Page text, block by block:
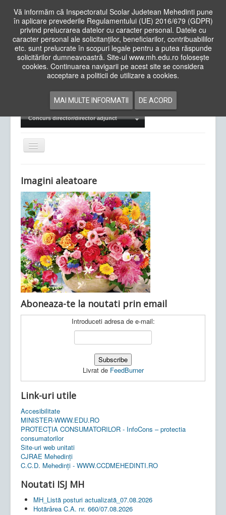
Vă informăm că Inspectoratul Scolar Judetean Mehedinti pune
în aplicare prevederile Regulamentului (UE) 2016/679 (GDPR)
privind prelucrarea datelor cu caracter personal. Datele cu
caracter personal ale solicitanților, beneficiarilor, contribuabililor
etc. sunt prelucrate în scopuri legale pentru a putea răspunde
solicitărilor dumneavoastră. Site-ul www.mh.edu.ro folosește
cookies. Continuarea navigarii pe acest site se considera
acceptare a politicii de utilizare a cookies.
MAI MULTE INFORMATII DE ACORD
Cauta
in
siteAcasa Cadre Didactice
Examene Naționale
Concurs director/director adjunct
Comută
navigarea
Ultimele articole: Vi, 04.11.2022 -Inspectoratul Școlar
Județean Mehedinți
Imagini aleatoare
Aboneaza-te la noutati prin email
Introduceti adresa de e-mail:
Livrat de FeedBurner
Link-uri utile
Accesibilitate
MINISTER-WWW.EDU.RO
PROTECȚIA CONSUMATORILOR - InfoCons – protectia
consumatorilor
Site-uri web unitati
CJRAE Mehedinți
C.C.D. Mehedinţi - WWW.CCDMEHEDINTI.RO
Noutati ISJ MH
MH_Listă posturi actualizată_07.08.2026
Hotărârea C.A. nr. 660/07.08.2026